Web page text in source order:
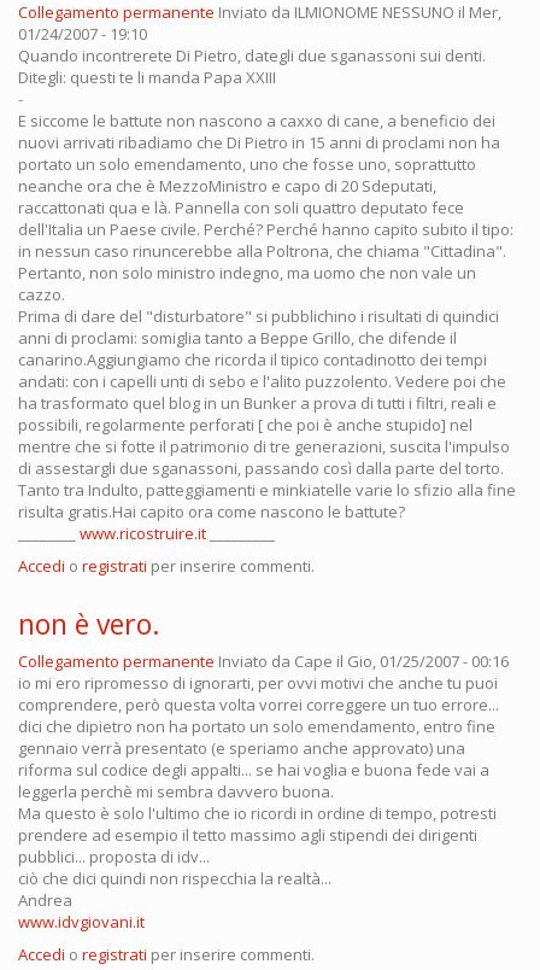
Collegamento permanente Inviato da ILMIONOME NESSUNO il Mer,
01/24/2007 - 19:10
Quando incontrerete Di Pietro, dategli due sganassoni sui denti.
Ditegli: questi te li manda Papa XXIII
-
E siccome le battute non nascono a caxxo di cane, a beneficio dei
nuovi arrivati ribadiamo che Di Pietro in 15 anni di proclami non ha
portato un solo emendamento, uno che fosse uno, soprattutto
neanche ora che è MezzoMinistro e capo di 20 Sdeputati,
raccattonati qua e là. Pannella con soli quattro deputato fece
dell'Italia un Paese civile. Perché? Perché hanno capito subito il tipo:
in nessun caso rinuncerebbe alla Poltrona, che chiama "Cittadina".
Pertanto, non solo ministro indegno, ma uomo che non vale un
cazzo.
Prima di dare del "disturbatore" si pubblichino i risultati di quindici
anni di proclami: somiglia tanto a Beppe Grillo, che difende il
canarino.Aggiungiamo che ricorda il tipico contadinotto dei tempi
andati: con i capelli unti di sebo e l'alito puzzolento. Vedere poi che
ha trasformato quel blog in un Bunker a prova di tutti i filtri, reali e
possibili, regolarmente perforati [ che poi è anche stupido] nel
mentre che si fotte il patrimonio di tre generazioni, suscita l'impulso
di assestargli due sganassoni, passando così dalla parte del torto.
Tanto tra Indulto, patteggiamenti e minkiatelle varie lo sfizio alla fine
risulta gratis.Hai capito ora come nascono le battute?
www.ricostruire.it
Accedi o registrati per inserire commenti.
non è vero.
Collegamento permanente Inviato da Cape il Gio, 01/25/2007 - 00:16
io mi ero ripromesso di ignorarti, per ovvi motivi che anche tu puoi
comprendere, però questa volta vorrei correggere un tuo errore...
dici che dipietro non ha portato un solo emendamento, entro fine
gennaio verrà presentato (e speriamo anche approvato) una
riforma sul codice degli appalti... se hai voglia e buona fede vai a
leggerla perchè mi sembra davvero buona.
Ma questo è solo l'ultimo che io ricordi in ordine di tempo, potresti
prendere ad esempio il tetto massimo agli stipendi dei dirigenti
pubblici... proposta di idv...
ciò che dici quindi non rispecchia la realtà...
Andrea
www.idvgiovani.it
Accedi o registrati per inserire commenti.